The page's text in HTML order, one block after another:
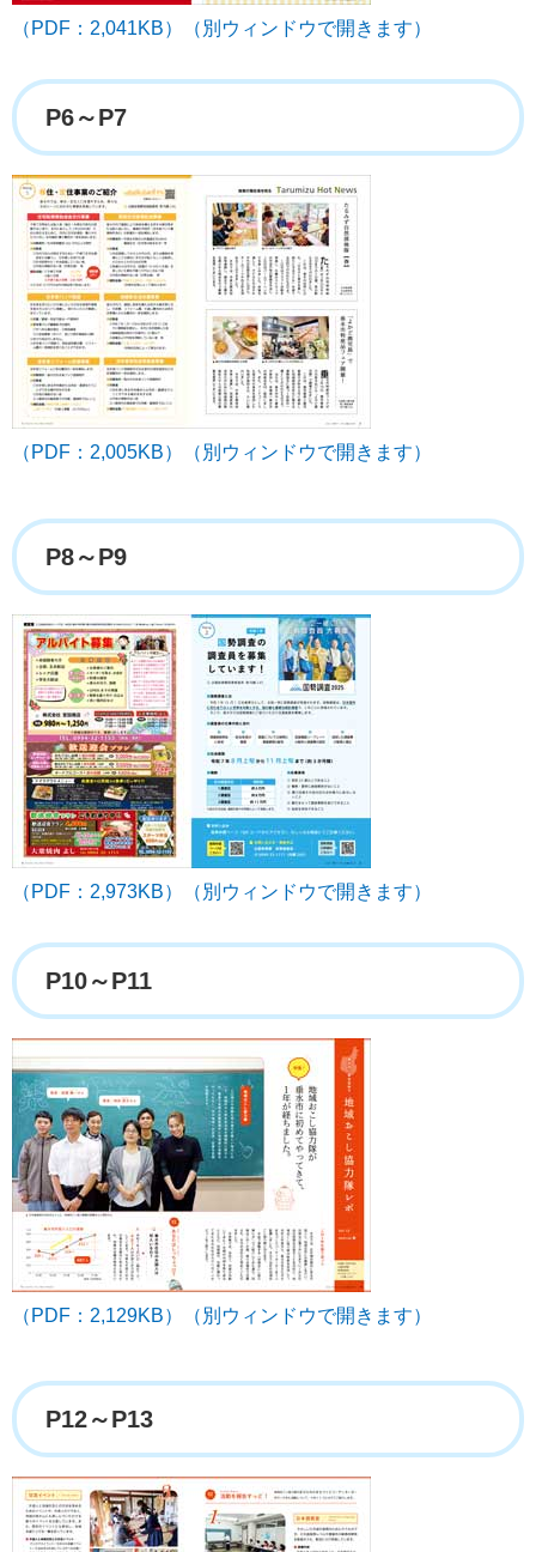
（PDF：2,041KB）（別ウィンドウで開きます）
P6～P7
（PDF：2,005KB）（別ウィンドウで開きます）
P8～P9
（PDF：2,973KB）（別ウィンドウで開きます）
P10～P11
（PDF：2,129KB）（別ウィンドウで開きます）
P12～P13